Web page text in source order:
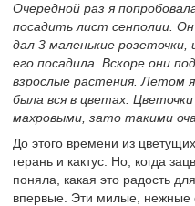
Очередной раз я
посадить лист сенполии. Он
дал 3 маленькие розеточки,
его посадила. Вскоре они
взрослые растения. Летом я
была вся в цветах.
махровыми, зато такими
До этого времени из
герань и кактус. Но, когда
поняла, какая это радость
впервые. Эти милые, нежные